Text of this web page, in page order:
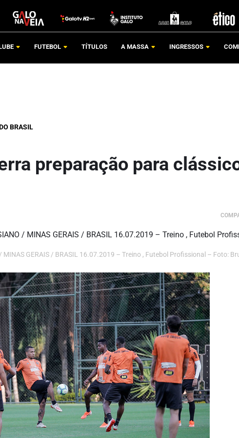
FUTEBOL TÍTULOS A MASSA INGRESSOS
BRASIL
preparação para
/ MINAS GERAIS / BRASIL 16.07.2019 – Treino , Futebol Profissional – Foto: